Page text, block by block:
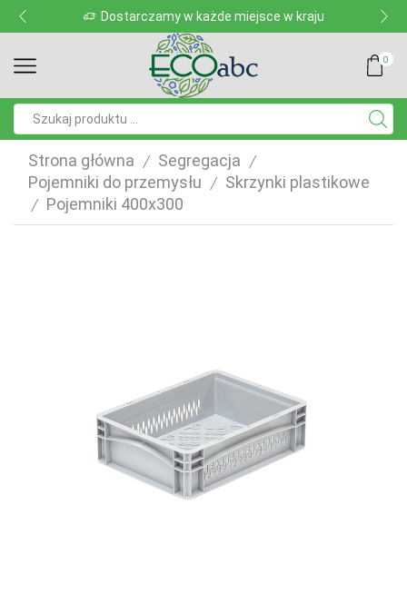
Dostarczamy w każde miejsce w kraju
0
Strona główna / Segregacja /
Pojemniki do przemysłu / Skrzynki plastikowe
/ Pojemniki 400x300